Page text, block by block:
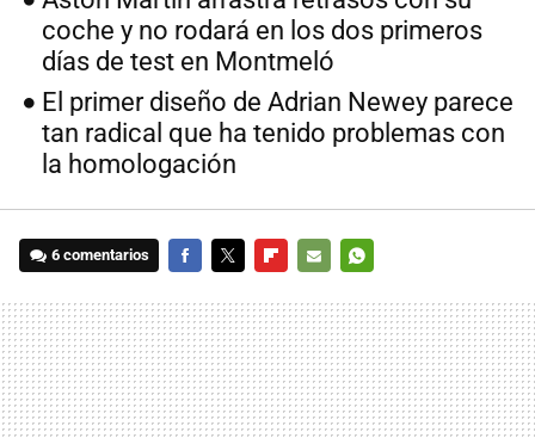
coche y no rodará en los dos primeros
días de test en Montmeló
El primer diseño de Adrian Newey parece
tan radical que ha tenido problemas con
la homologación
6 comentarios
MAIL